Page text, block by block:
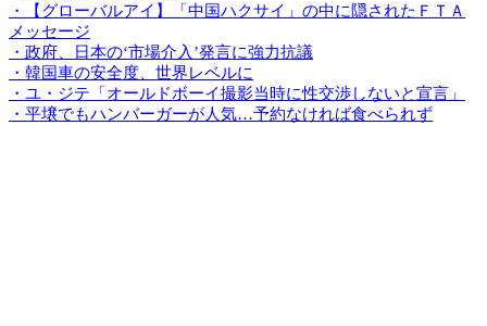
・【グローバルアイ】「中国ハクサイ」の中に隠されたＦＴＡ
メッセージ
・政府、日本の‘市場介入’発言に強力抗議
・韓国車の安全度、世界レベルに
・ユ・ジテ「オールドボーイ撮影当時に性交渉しないと宣言」
・平壌でもハンバーガーが人気…予約なければ食べられず